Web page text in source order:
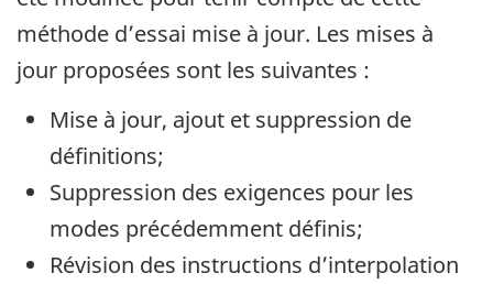
méthode d’essai mise à jour. Les mises à
jour proposées sont les suivantes :
Mise à jour, ajout et suppression de
définitions;
Suppression des exigences pour les
modes précédemment définis;
Révision des instructions d’interpolation